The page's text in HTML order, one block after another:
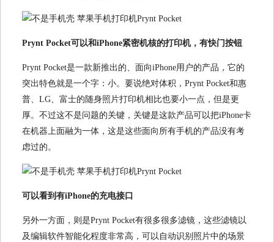
Prynt Pocket可以和iPhone紧密机核的打印机，有快门按钮
Prynt Pocket是一款新推出的、面向iPhone用户的产品，它的
突出特色就是一个字：小。要说绝对体积，Prynt Pocket和惠
普、LG、富士的随身照片打印机相比也要小一点，但是更
厚。不过这不是问题的关键，关键是这款产品可以把iPhone卡
在机器上面融为一体，这是这些面向所有手机的产品没有考
虑过的。
可以看到有iPhone的充电接口
另外一方面，则是Prynt Pocket有很多很多滤镜，这些滤镜以
及编辑软件智能化程度非常高，可以自动识别照片中的场景